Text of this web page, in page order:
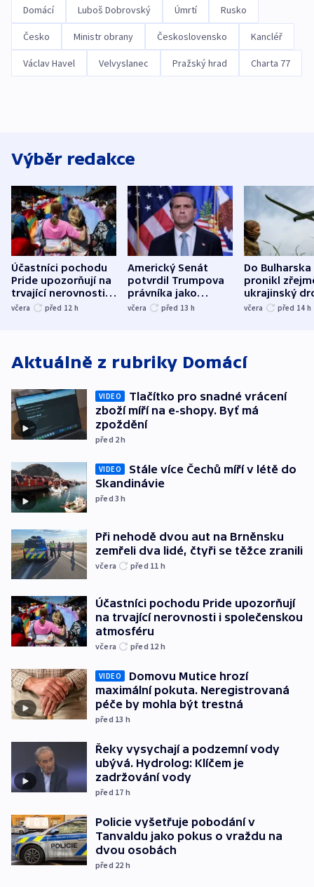
Domácí Luboš Dobrovský Úmrtí Rusko
Česko Ministr obrany Československo Kancléř
Václav Havel Velvyslanec Pražský hrad Charta 77
Výběr redakce
Účastníci pochodu
Pride upozorňují na
trvající nerovnosti i
společenskou
včera před 12 h
Americký Senát
potvrdil Trumpova
právníka jako
ministra
včera před 13 h
Do Bulharska
pronikl
ukrajinský
explodoval
včera před 14 h
Aktuálně z rubriky Domácí
VIDEO
Tlačítko pro snadné vrácení
zboží míří na e-shopy. Byť má
zpoždění
před 2h
VIDEO
Stále více Čechů míří v létě do
Skandinávie
před 3h
Při nehodě dvou aut na Brněnsku
zemřeli dva lidé, čtyři se těžce zranili
včera před 11 h
Účastníci pochodu Pride upozorňují
na trvající nerovnosti i společenskou
atmosféru
včera před 12 h
VIDEO
Domovu Mutice hrozí
maximální pokuta. Neregistrovaná
péče by mohla být trestná
před 13 h
Řeky vysychají a podzemní vody
ubývá. Hydrolog: Klíčem je
zadržování vody
před 17 h
Policie vyšetřuje pobodání v
Tanvaldu jako pokus o vraždu na
dvou osobách
před 22 h